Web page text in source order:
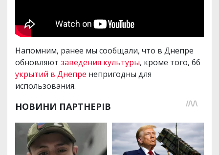
Напомним, ранее мы сообщали, что в Днепре
обновляют заведения культуры, кроме того, 66
укрытий в Днепре непригодны для
использования.